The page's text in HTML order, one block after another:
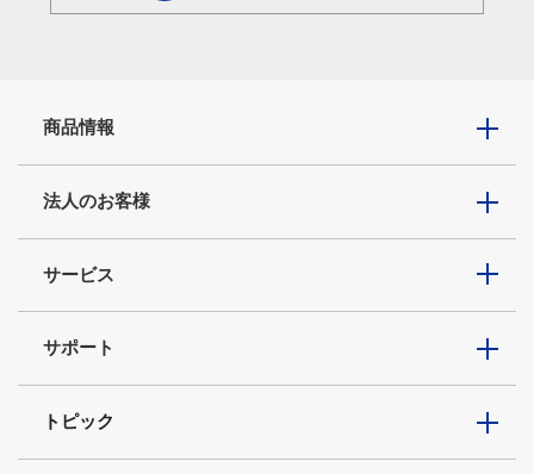
商品情報
法人のお客様
サービス
サポート
トピック